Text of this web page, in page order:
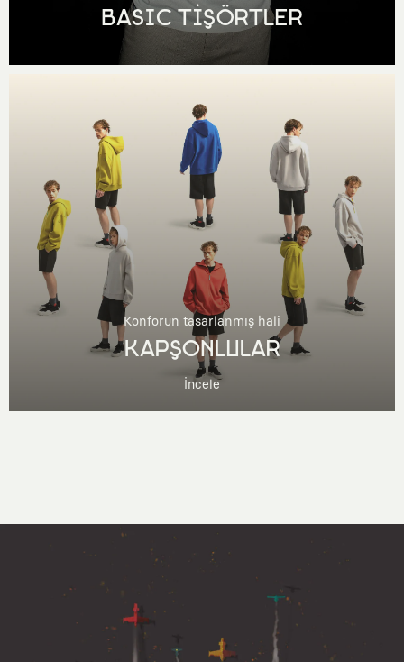
BASIC TİŞÖRTLER
Konforun tasarlanmış hali
KAPŞONLULAR
İncele